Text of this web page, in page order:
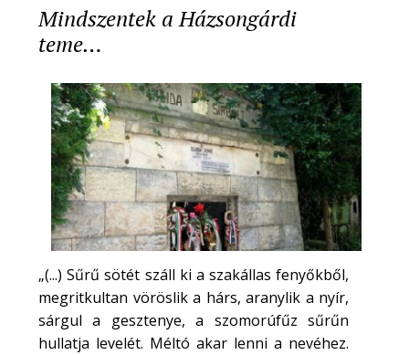
Mindszentek a Házsongárdi
teme…
„(...) Sűrű sötét száll ki a szakállas fenyőkből,
megritkultan vöröslik a hárs, aranylik a nyír,
sárgul a gesztenye, a szomorúfűz sűrűn
hullatja levelét. Méltó akar lenni a nevéhez.